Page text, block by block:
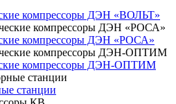
компрессоры ДЭН «ВОЛЬТ»
компрессоры ДЭН «РОСА»
компрессоры ДЭН-ОПТИМ
станции